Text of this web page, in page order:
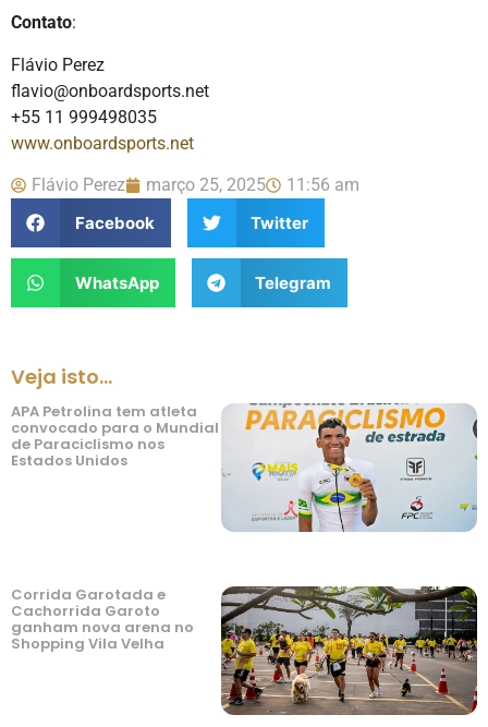
Contato:
Flávio Perez
flavio@onboardsports.net
+55 11 999498035
www.onboardsports.net
Flávio Perez março 25, 2025
11:56 am
Facebook
Twitter
WhatsApp Telegram
Veja isto...
APA Petrolina tem atleta
convocado para o Mundial
de Paraciclismo nos
Estados Unidos
Corrida Garotada e
Cachorrida Garoto
ganham nova arena no
Shopping Vila Velha